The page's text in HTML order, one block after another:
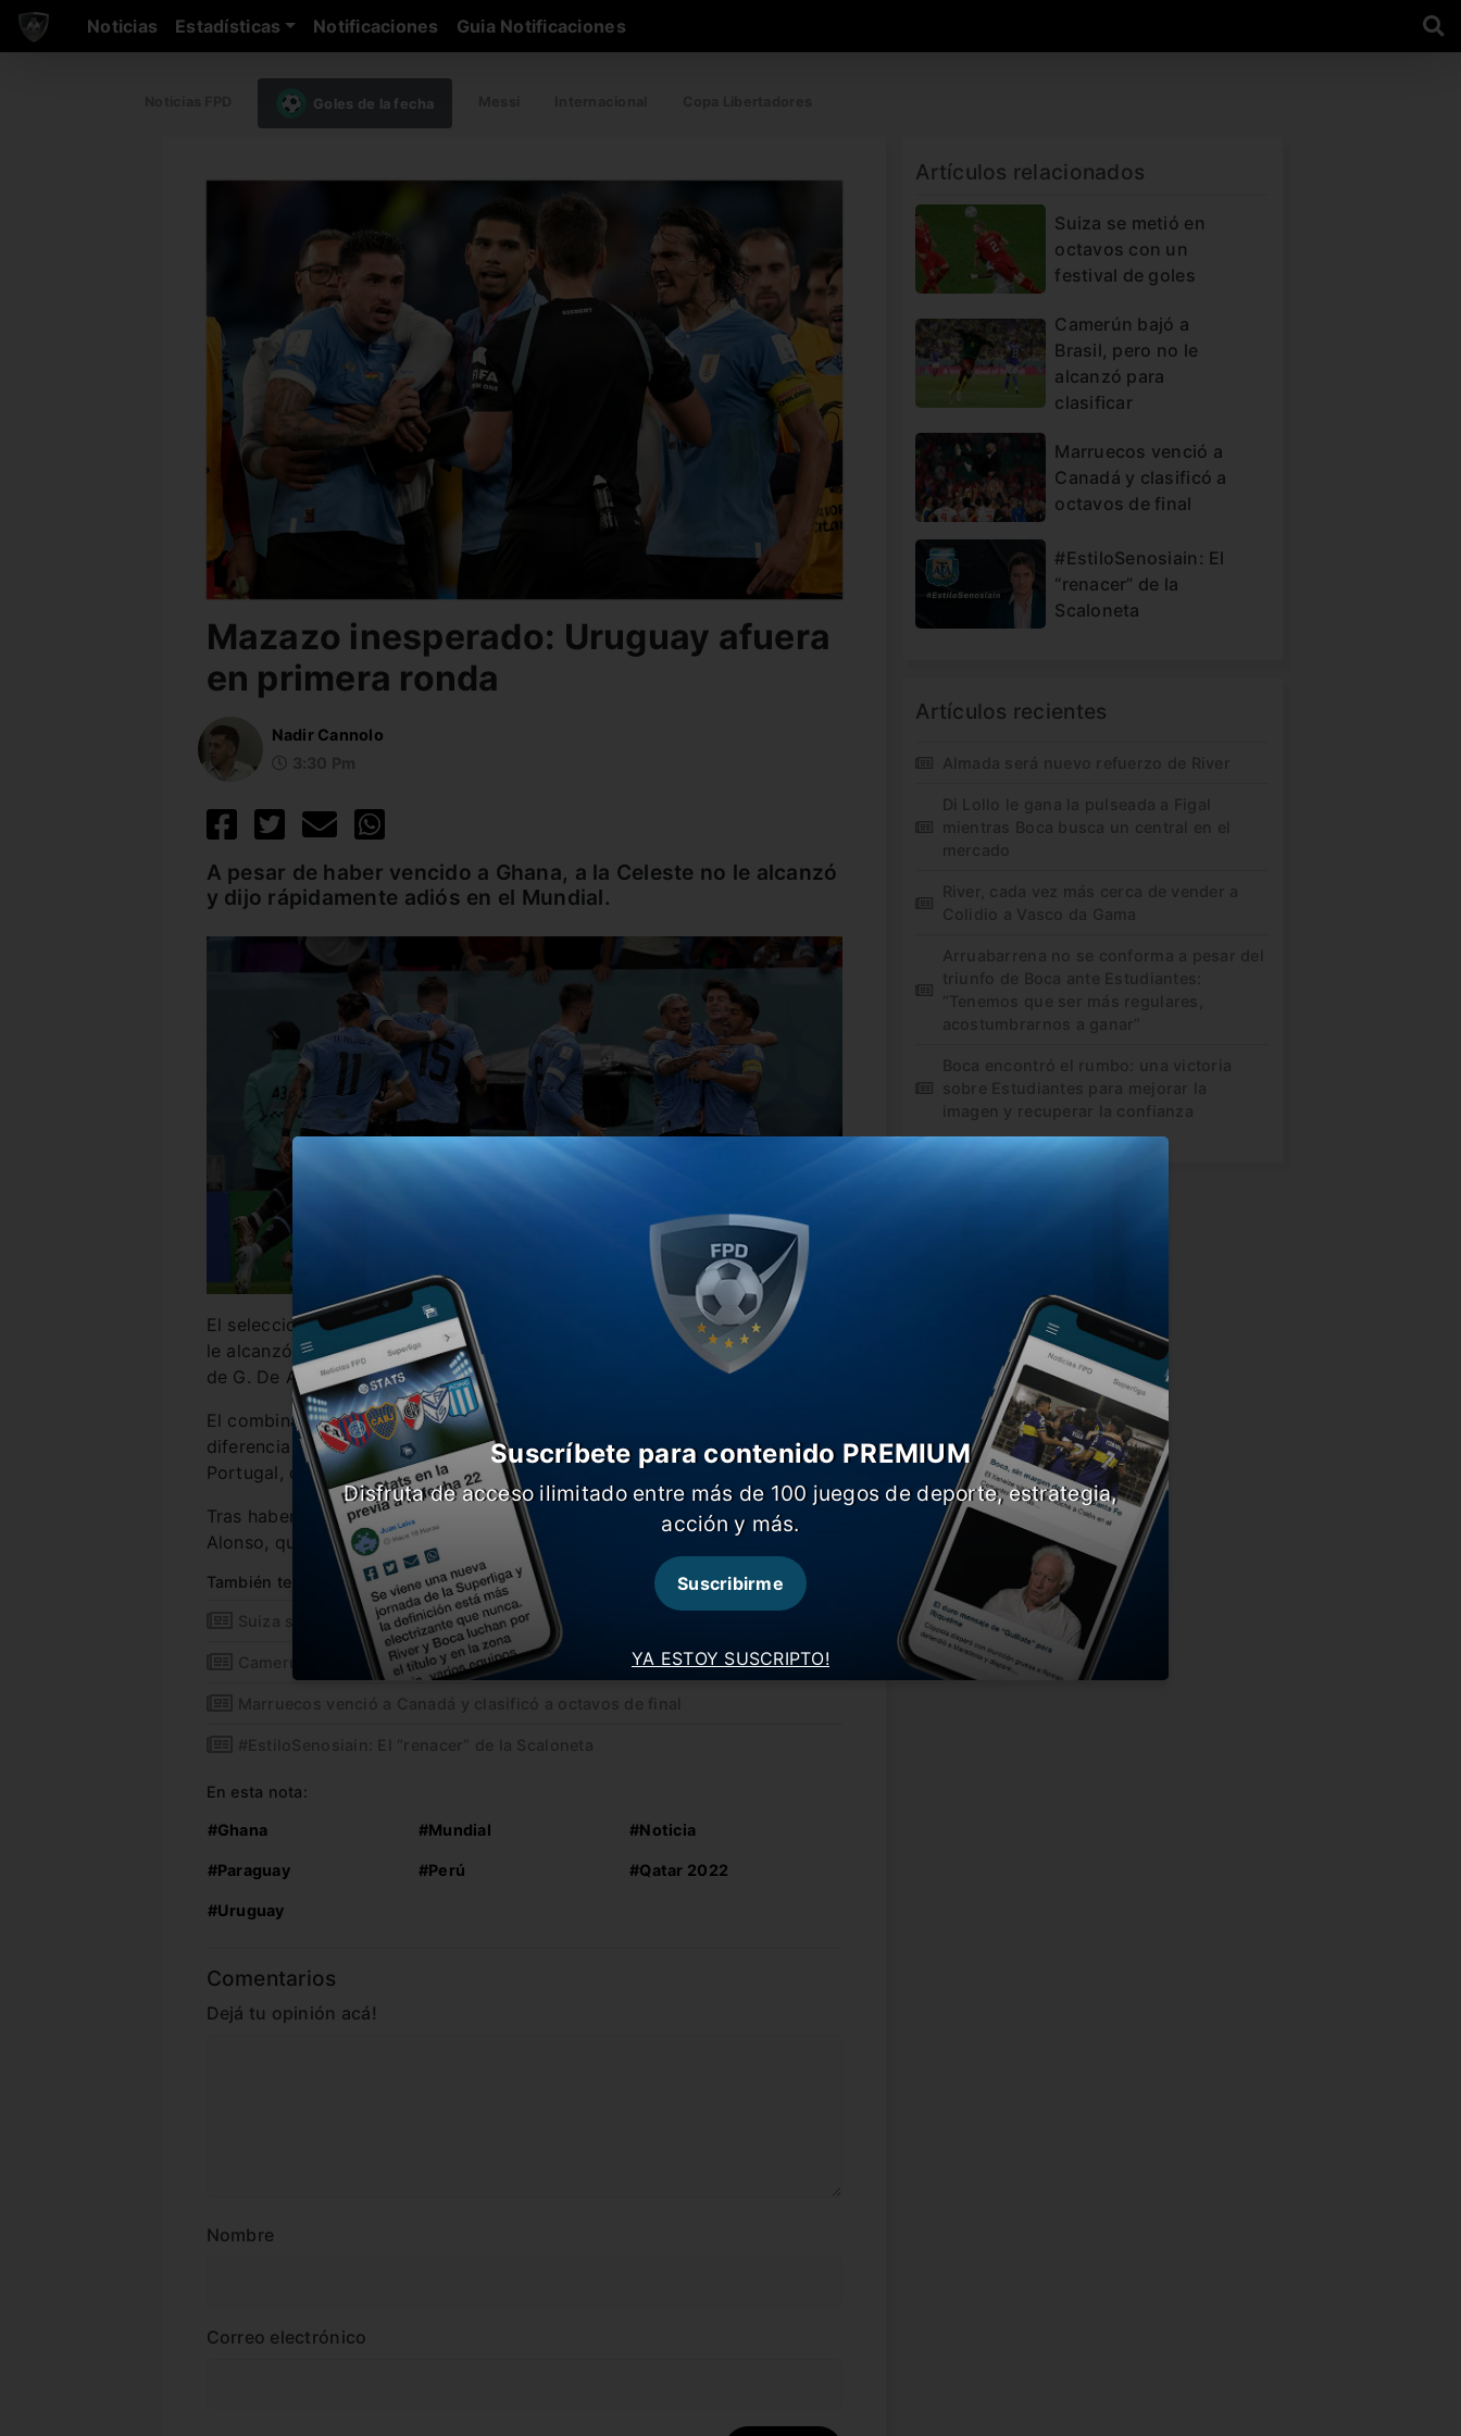
Noticias Estadísticas Notificaciones Guia Notificaciones
Goles de la fecha
Mazazo inesperado: Uruguay afuera
en primera ronda
Nadir Cannolo
A pesar de haber vencido a Ghana, a la Celeste no le alcanzó
y dijo rápidamente adiós en el Mundial.
El seleccionado uruguayo puso quinta a fondo en Qatar 2022 tarde y no
le alcanzó aunque haya superado a los ghaneses por 2-0 con un doblete
de G. De Arrascaeta.
El combinado sudamericano quedó eliminado en fase de grupos por
diferencia de gol a raíz del agónico triunfo de Corea del Sur ante
Portugal, que finalizó primero en su zona.
Tras haber quedado afuera, Uruguay barajará y dará de nuevo ya sin
Alonso, quien no continuará como entrendador a partir de 2023.
También te puede interesar
Suiza se metió en octavos con un festival de goles
Camerún bajó a Brasil, pero no le alcanzó para clasificar
Marruecos venció a Canadá y clasificó a octavos de final
#EstiloSenosiain: El “renacer” de la Scaloneta
En esta nota:
#Ghana #Mundial #Noticia
#Paraguay #Perú #Qatar 2022
#Uruguay
Comentarios
Dejá tu opinión acá!
Nombre
Correo electrónico
Artículos relacionados
Suiza se metió en
octavos con un
festival de goles
Camerún bajó a
Brasil, pero no le
alcanzó para
clasificar
Marruecos venció a
Canadá y clasificó a
octavos de final
#EstiloSenosiain: El
“renacer” de la
Scaloneta
Artículos recientes
Almada será nuevo refuerzo de River
Di Lollo le gana la pulseada a Figal
mientras Boca busca un central en el
mercado
River, cada vez más cerca de vender a
Colidio a Vasco da Gama
Arruabarrena no se conforma a pesar del
triunfo de Boca ante Estudiantes:
“Tenemos que ser más regulares,
acostumbrarnos a ganar”
Boca encontró el rumbo: una victoria
sobre Estudiantes para mejorar la
imagen y recuperar la confianza
YA ESTOY SUSCRIPTO!
Suscríbete para contenido PREMIUM
Disfruta de acceso ilimitado entre más de 100 juegos de deporte, estrategia,
acción y más.
Suscribirme